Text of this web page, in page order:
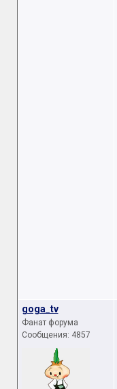
goga_tv
Фанат форума
Сообщения: 4857